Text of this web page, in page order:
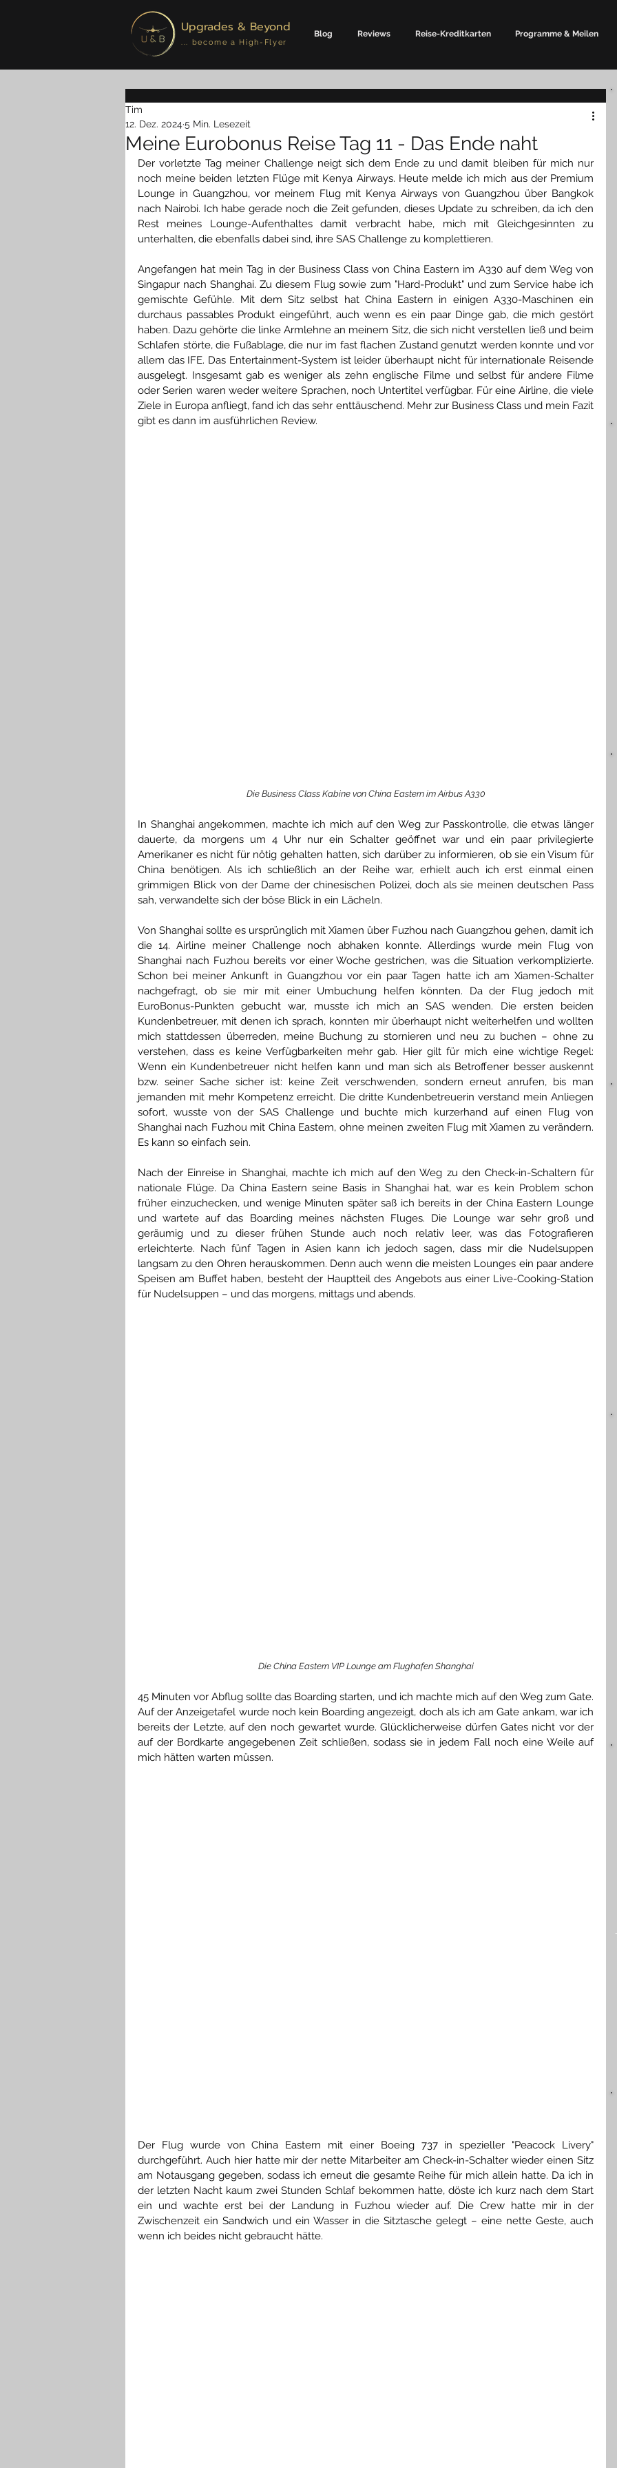
Upgrades & Beyond
... become a High-Flyer
Blog Reviews Reise-Kreditkarten Programme & Meilen
Meine Eurobonus Reise Tag 11 - Das Ende naht
Tim
12. Dez. 2024 5 Min. Lesezeit
Der vorletzte Tag meiner Challenge neigt sich dem Ende zu und damit bleiben für mich nur
noch meine beiden letzten Flüge mit Kenya Airways. Heute melde ich mich aus der Premium
Lounge in Guangzhou, vor meinem Flug mit Kenya Airways von Guangzhou über Bangkok
nach Nairobi. Ich habe gerade noch die Zeit gefunden, dieses Update zu schreiben, da ich den
Rest meines Lounge-Aufenthaltes damit verbracht habe, mich mit Gleichgesinnten zu
unterhalten, die ebenfalls dabei sind, ihre SAS Challenge zu komplettieren.
Angefangen hat mein Tag in der Business Class von China Eastern im A330 auf dem Weg von
Singapur nach Shanghai. Zu diesem Flug sowie zum "Hard-Produkt" und zum Service habe ich
gemischte Gefühle. Mit dem Sitz selbst hat China Eastern in einigen A330-Maschinen ein
durchaus passables Produkt eingeführt, auch wenn es ein paar Dinge gab, die mich gestört
haben. Dazu gehörte die linke Armlehne an meinem Sitz, die sich nicht verstellen ließ und beim
Schlafen störte, die Fußablage, die nur im fast flachen Zustand genutzt werden konnte und vor
allem das IFE. Das Entertainment-System ist leider überhaupt nicht für internationale Reisende
ausgelegt. Insgesamt gab es weniger als zehn englische Filme und selbst für andere Filme
oder Serien waren weder weitere Sprachen, noch Untertitel verfügbar. Für eine Airline, die viele
Ziele in Europa anfliegt, fand ich das sehr enttäuschend. Mehr zur Business Class und mein Fazit
gibt es dann im ausführlichen Review.
Die Business Class Kabine von China Eastern im Airbus A330
In Shanghai angekommen, machte ich mich auf den Weg zur Passkontrolle, die etwas länger
dauerte, da morgens um 4 Uhr nur ein Schalter geöffnet war und ein paar privilegierte
Amerikaner es nicht für nötig gehalten hatten, sich darüber zu informieren, ob sie ein Visum für
China benötigen. Als ich schließlich an der Reihe war, erhielt auch ich erst einmal einen
grimmigen Blick von der Dame der chinesischen Polizei, doch als sie meinen deutschen Pass
sah, verwandelte sich der böse Blick in ein Lächeln.
Von Shanghai sollte es ursprünglich mit Xiamen über Fuzhou nach Guangzhou gehen, damit ich
die 14. Airline meiner Challenge noch abhaken konnte. Allerdings wurde mein Flug von
Shanghai nach Fuzhou bereits vor einer Woche gestrichen, was die Situation verkomplizierte.
Schon bei meiner Ankunft in Guangzhou vor ein paar Tagen hatte ich am Xiamen-Schalter
nachgefragt, ob sie mir mit einer Umbuchung helfen könnten. Da der Flug jedoch mit
EuroBonus-Punkten gebucht war, musste ich mich an SAS wenden. Die ersten beiden
Kundenbetreuer, mit denen ich sprach, konnten mir überhaupt nicht weiterhelfen und wollten
mich stattdessen überreden, meine Buchung zu stornieren und neu zu buchen – ohne zu
verstehen, dass es keine Verfügbarkeiten mehr gab. Hier gilt für mich eine wichtige Regel:
Wenn ein Kundenbetreuer nicht helfen kann und man sich als Betroffener besser auskennt
bzw. seiner Sache sicher ist: keine Zeit verschwenden, sondern erneut anrufen, bis man
jemanden mit mehr Kompetenz erreicht. Die dritte Kundenbetreuerin verstand mein Anliegen
sofort, wusste von der SAS Challenge und buchte mich kurzerhand auf einen Flug von
Shanghai nach Fuzhou mit China Eastern, ohne meinen zweiten Flug mit Xiamen zu verändern.
Es kann so einfach sein.
Nach der Einreise in Shanghai, machte ich mich auf den Weg zu den Check-in-Schaltern für
nationale Flüge. Da China Eastern seine Basis in Shanghai hat, war es kein Problem schon
früher einzuchecken, und wenige Minuten später saß ich bereits in der China Eastern Lounge
und wartete auf das Boarding meines nächsten Fluges. Die Lounge war sehr groß und
geräumig und zu dieser frühen Stunde auch noch relativ leer, was das Fotografieren
erleichterte. Nach fünf Tagen in Asien kann ich jedoch sagen, dass mir die Nudelsuppen
langsam zu den Ohren herauskommen. Denn auch wenn die meisten Lounges ein paar andere
Speisen am Buffet haben, besteht der Hauptteil des Angebots aus einer Live-Cooking-Station
für Nudelsuppen – und das morgens, mittags und abends.
Die China Eastern VIP Lounge am Flughafen Shanghai
45 Minuten vor Abflug sollte das Boarding starten, und ich machte mich auf den Weg zum Gate.
Auf der Anzeigetafel wurde noch kein Boarding angezeigt, doch als ich am Gate ankam, war ich
bereits der Letzte, auf den noch gewartet wurde. Glücklicherweise dürfen Gates nicht vor der
auf der Bordkarte angegebenen Zeit schließen, sodass sie in jedem Fall noch eine Weile auf
mich hätten warten müssen.
Der Flug wurde von China Eastern mit einer Boeing 737 in spezieller "Peacock Livery"
durchgeführt. Auch hier hatte mir der nette Mitarbeiter am Check-in-Schalter wieder einen Sitz
am Notausgang gegeben, sodass ich erneut die gesamte Reihe für mich allein hatte. Da ich in
der letzten Nacht kaum zwei Stunden Schlaf bekommen hatte, döste ich kurz nach dem Start
ein und wachte erst bei der Landung in Fuzhou wieder auf. Die Crew hatte mir in der
Zwischenzeit ein Sandwich und ein Wasser in die Sitztasche gelegt – eine nette Geste, auch
wenn ich beides nicht gebraucht hätte.